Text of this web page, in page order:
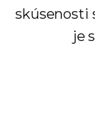
skúsenosti
je